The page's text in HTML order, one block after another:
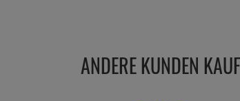
ANDERE KUNDEN